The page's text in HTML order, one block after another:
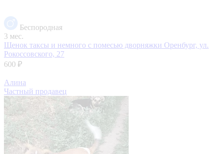
Беспородная
3 мес.
Щенок таксы и немного с помесью дворняжки Оренбург, ул.
Рокоссовского, 27
600 ₽
Алина
Частный продавец